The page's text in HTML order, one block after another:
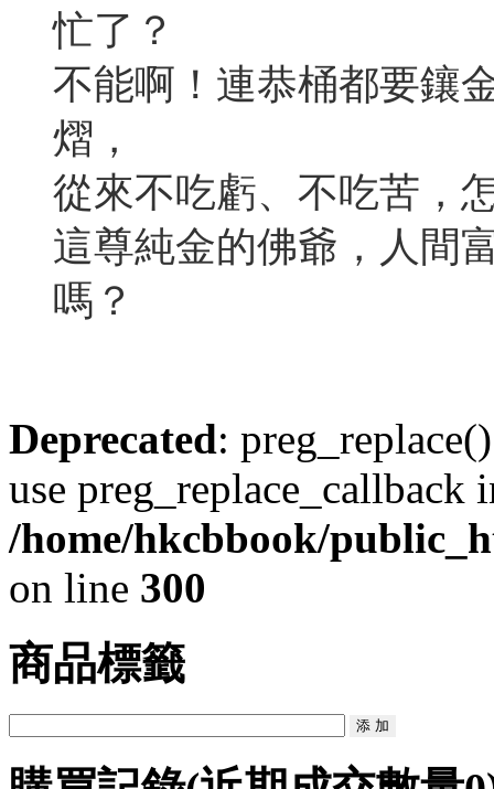
忙了？
不能啊！連恭桶都要鑲
熠，
從來不吃虧、不吃苦，
這尊純金的佛爺，人間
嗎？
Deprecated:
use preg_replace_callback
/home/hkcbbook/
on line 300
商品標籤